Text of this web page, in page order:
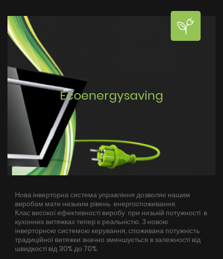
Ecoenergysaving
Нова інверторна система управління дозволяє нашим
виробам мати низьким рівень енергоспоживання.
Клас високої ефективності виробу при низькій потужності в
кухонних витяжках тепер є реальністю. З новою
інверторною системою керування, споживана потужність
традиційної витяжки значно зменшується в залежності від
швидкості від 30% до 70%.